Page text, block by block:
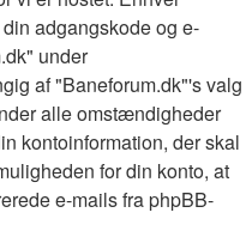
adgangskode og e-
under
af "Baneforum.dk"'s valg
alle omstændigheder
kontoinformation, der skal
for din konto, at
e-mails fra phpBB-